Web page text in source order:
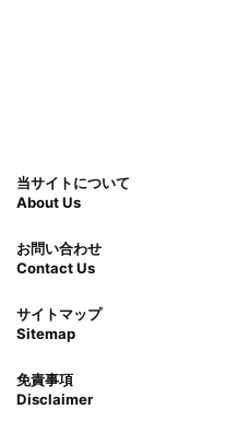
当サイトについて
About Us
お問い合わせ
Contact Us
サイトマップ
Sitemap
免責事項
Disclaimer